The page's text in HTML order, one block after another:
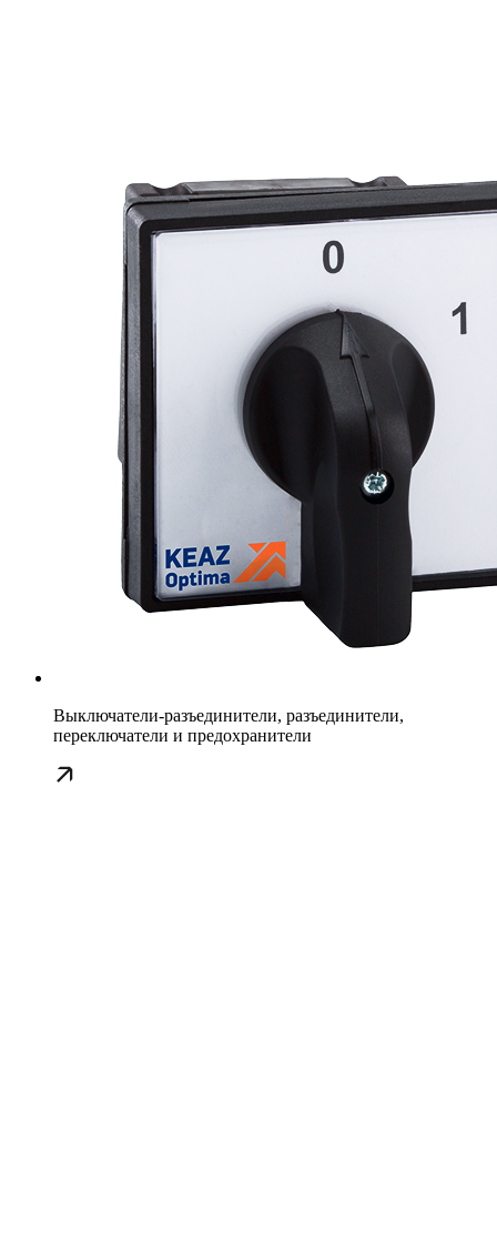
Выключатели-разъединители, разъединители,
переключатели и предохранители